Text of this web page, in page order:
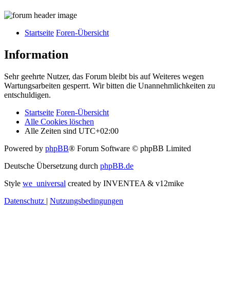
Startseite Foren-Übersicht
Information
Sehr geehrte Nutzer, das Forum bleibt bis auf Weiteres wegen
Wartungsarbeiten gesperrt. Wir bitten die Unannehmlichkeiten zu
entschuldigen.
Startseite Foren-Übersicht
Alle Cookies löschen
Alle Zeiten sind UTC+02:00
Powered by phpBB® Forum Software © phpBB Limited
Deutsche Übersetzung durch phpBB.de
Style we_universal created by INVENTEA & v12mike
Datenschutz | Nutzungsbedingungen